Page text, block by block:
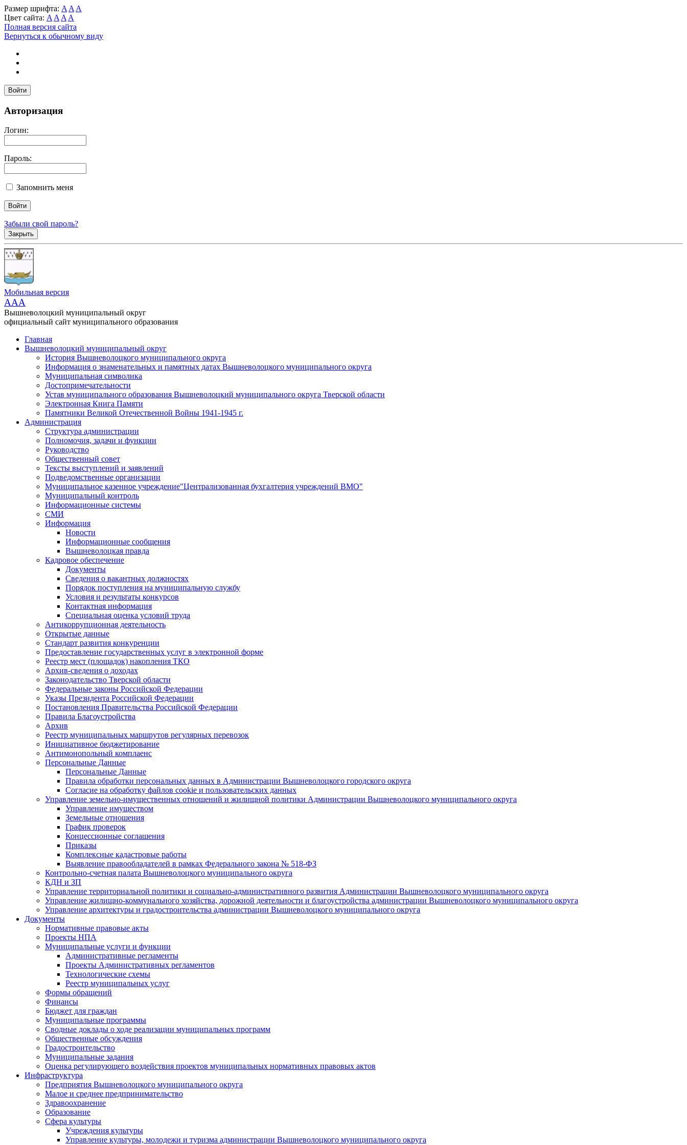
Размер шрифта: A A A
Цвет сайта: A A A A
Полная версия сайта
Вернуться к обычному виду
Войти
Авторизация
Логин:
Пароль:
Запомнить меня
Забыли свой пароль?
Закрыть
Мобильная версия
AAA
Вышневолоцкий муниципальный округ
официальный сайт муниципального образования
Главная
Вышневолоцкий муниципальный округ
История Вышневолоцкого муниципального округа
Информация о знаменательных и памятных датах Вышневолоцкого муниципального округа
Муниципальная символика
Достопримечательности
Устав муниципального образования Вышневолоцкий муниципального округа Тверской области
Электронная Книга Памяти
Памятники Великой Отечественной Войны 1941-1945 г.
Администрация
Структура администрации
Полномочия, задачи и функции
Руководство
Общественный совет
Тексты выступлений и заявлений
Подведомственные организации
Муниципальное казенное учреждение"Централизованная бухгалтерия учреждений ВМО"
Муниципальный контроль
Информационные системы
СМИ
Информация
Новости
Информационные сообщения
Вышневолоцкая правда
Кадровое обеспечение
Документы
Сведения о вакантных должностях
Порядок поступления на муниципальную службу
Условия и результаты конкурсов
Контактная информация
Специальная оценка условий труда
Антикоррупционная деятельность
Открытые данные
Стандарт развития конкуренции
Предоставление государственных услуг в электронной форме
Реестр мест (площадок) накопления ТКО
Архив-сведения о доходах
Законодательство Тверской области
Федеральные законы Российской Федерации
Указы Президента Российской Федерации
Постановления Правительства Российской Федерации
Правила Благоустройства
Архив
Реестр муниципальных маршрутов регулярных перевозок
Инициативное бюджетирование
Антимонопольный комплаенс
Персональные Данные
Персональные Данные
Правила обработки персональных данных в Администрации Вышневолоцкого городского округа
Согласие на обработку файлов cookie и пользовательских данных
Управление земельно-имущественных отношений и жилищной политики Администрации Вышневолоцкого муниципального округа
Управление имуществом
Земельные отношения
График проверок
Концессионные соглашения
Приказы
Комплексные кадастровые работы
Выявление правообладателей в рамках Федерального закона № 518-ФЗ
Контрольно-счетная палата Вышневолоцкого муниципального округа
КДН и ЗП
Управление территориальной политики и социально-административного развития Администрации Вышневолоцкого муниципального округа
Управление жилищно-коммунального хозяйства, дорожной деятельности и благоустройства администрации Вышневолоцкого муниципального округа
Управление архитектуры и градостроительства администрации Вышневолоцкого муниципального округа
Документы
Нормативные правовые акты
Проекты НПА
Муниципальные услуги и функции
Административные регламенты
Проекты Административных регламентов
Технологические схемы
Реестр муниципальных услуг
Формы обращений
Финансы
Бюджет для граждан
Муниципальные программы
Сводные доклады о ходе реализации муниципальных программ
Общественные обсуждения
Градостроительство
Муниципальные задания
Оценка регулирующего воздействия проектов муниципальных нормативных правовых актов
Инфраструктура
Предприятия Вышневолоцкого муниципального округа
Малое и среднее предпринимательство
Здравоохранение
Образование
Сфера культуры
Учреждения культуры
Управление культуры, молодежи и туризма администрации Вышневолоцкого муниципального округа